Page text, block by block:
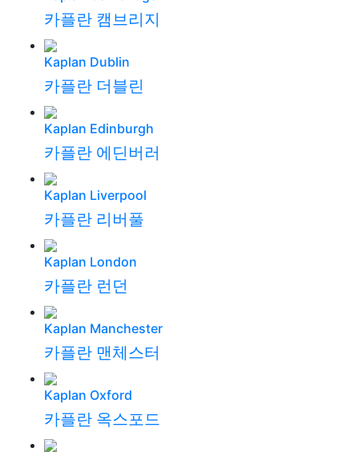
카플란 캠브리지
Kaplan Dublin
카플란 더블린
Kaplan Edinburgh
카플란 에딘버러
Kaplan Liverpool
카플란 리버풀
Kaplan London
카플란 런던
Kaplan Manchester
카플란 맨체스터
Kaplan Oxford
카플란 옥스포드